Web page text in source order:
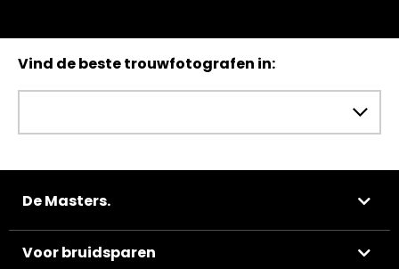
Vind de beste trouwfotografen in:
De Masters.
Voor bruidsparen